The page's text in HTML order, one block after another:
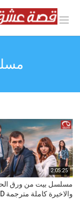
2:05:25
والاخيرة كاملة مترجمة FULL HD